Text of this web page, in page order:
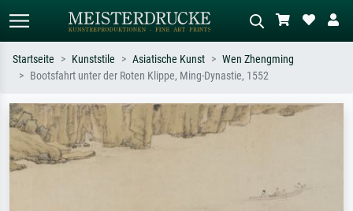
Suchen Sie nach Künstlern, Werktiteln
oder Stilen – z.B. Monet,
Sternennacht, Impressionismus, Welle
Hokusai, Akt.
Beschreiben Sie die Szene – z.B. Grüne
Wiese, Abstrakt mit viel Rot, Dunkles
Startseite Kunststile Asiatische Kunst
Wen Zhengming
Bootsfahrt unter der Roten Klippe, Ming-Dynastie, 1552